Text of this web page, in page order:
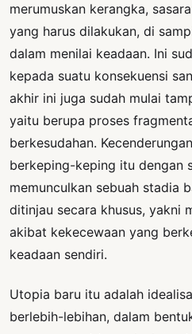
merumuskan kerangka,
yang harus dilakukan, di
dalam menilai keadaan. Ini
kepada suatu konsekuensi
akhir ini juga sudah mulai
yaitu berupa proses
berkesudahan.
berkeping-keping itu dengan
memunculkan sebuah stadia
ditinjau secara khusus, yakni
akibat kekecewaan yang
keadaan sendiri.
Utopia baru itu adalah
berlebih-lebihan, dalam